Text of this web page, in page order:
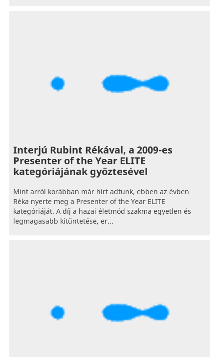
Interjú Rubint Rékával, a 2009-es
Presenter of the Year ELITE
kategóriájának győztesével
Mint arról korábban már hírt adtunk, ebben az évben
Réka nyerte meg a Presenter of the Year ELITE
kategóriáját. A díj a hazai életmód szakma egyetlen és
legmagasabb kitűntetése, er...